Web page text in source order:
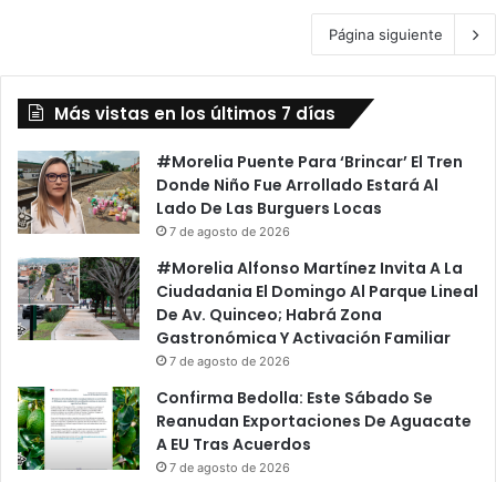
Página siguiente
Más vistas en los últimos 7 días
#Morelia Puente Para ‘Brincar’ El Tren
Donde Niño Fue Arrollado Estará Al
Lado De Las Burguers Locas
7 de agosto de 2026
#Morelia Alfonso Martínez Invita A La
Ciudadania El Domingo Al Parque Lineal
De Av. Quinceo; Habrá Zona
Gastronómica Y Activación Familiar
7 de agosto de 2026
Confirma Bedolla: Este Sábado Se
Reanudan Exportaciones De Aguacate
A EU Tras Acuerdos
7 de agosto de 2026